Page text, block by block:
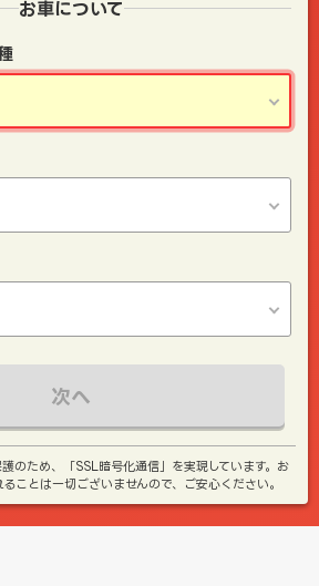
お車について
次へ
のため、「SSL暗号化通信」を実現しています。お
ことは一切ございませんので、ご安心ください。